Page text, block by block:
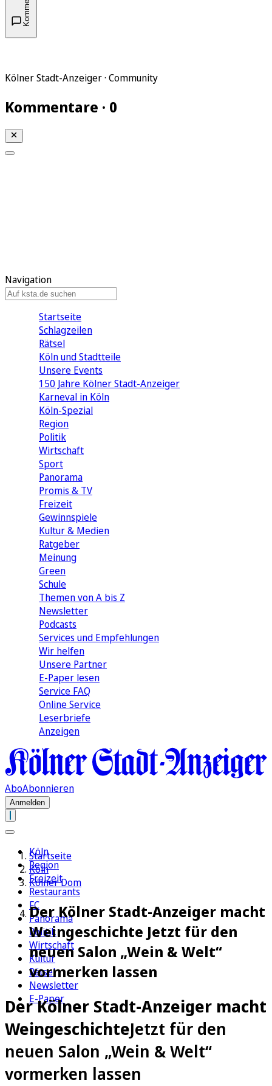
Kölner Stadt-Anzeiger · Community
Kommentare · 0
Navigation
Startseite
Schlagzeilen
Rätsel
Köln und Stadtteile
Unsere Events
150 Jahre Kölner Stadt-Anzeiger
Karneval in Köln
Köln-Spezial
Region
Politik
Wirtschaft
Sport
Panorama
Promis & TV
Freizeit
Gewinnspiele
Kultur & Medien
Ratgeber
Meinung
Green
Schule
Themen von A bis Z
Newsletter
Podcasts
Services und Empfehlungen
Wir helfen
Unsere Partner
E-Paper lesen
Service FAQ
Online Service
Leserbriefe
Anzeigen
AboAbonnieren
Anmelden
Köln
Region
Freizeit
Restaurants
FC
Panorama
Politik
Wirtschaft
Kultur
Rätsel
Newsletter
E-Paper
Startseite
Köln
Kölner Dom
Der Kölner Stadt-Anzeiger macht
Weingeschichte Jetzt für den
neuen Salon „Wein & Welt“
vormerken lassen
Der Kölner Stadt-Anzeiger macht
WeingeschichteJetzt für den
neuen Salon „Wein & Welt“
vormerken lassen